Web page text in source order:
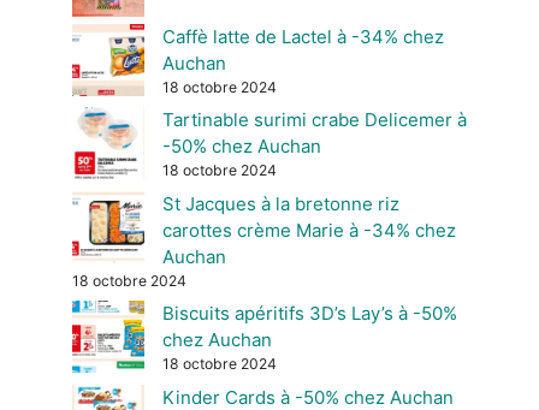
Caffè latte de Lactel à -34% chez
Auchan
18 octobre 2024
Tartinable surimi crabe Delicemer à
-50% chez Auchan
18 octobre 2024
St Jacques à la bretonne riz
carottes crème Marie à -34% chez
Auchan
18 octobre 2024
Biscuits apéritifs 3D’s Lay’s à -50%
chez Auchan
18 octobre 2024
Kinder Cards à -50% chez Auchan